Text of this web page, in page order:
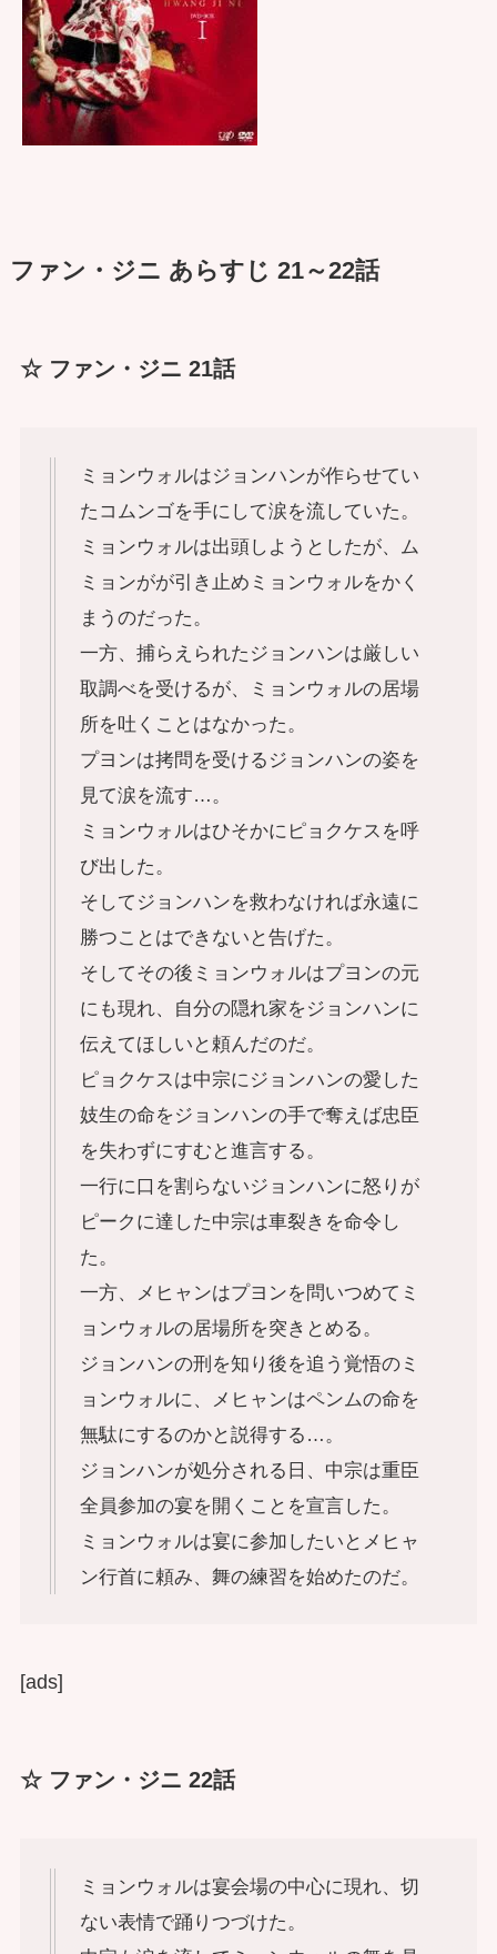
ファン・ジニ あらすじ 21～22話
☆ ファン・ジニ 21話
ミョンウォルはジョンハンが作らせてい
たコムンゴを手にして涙を流していた。
ミョンウォルは出頭しようとしたが、ム
ミョンがが引き止めミョンウォルをかく
まうのだった。
一方、捕らえられたジョンハンは厳しい
取調べを受けるが、ミョンウォルの居場
所を吐くことはなかった。
プヨンは拷問を受けるジョンハンの姿を
見て涙を流す…。
ミョンウォルはひそかにピョクケスを呼
び出した。
そしてジョンハンを救わなければ永遠に
勝つことはできないと告げた。
そしてその後ミョンウォルはプヨンの元
にも現れ、自分の隠れ家をジョンハンに
伝えてほしいと頼んだのだ。
ピョクケスは中宗にジョンハンの愛した
妓生の命をジョンハンの手で奪えば忠臣
を失わずにすむと進言する。
一行に口を割らないジョンハンに怒りが
ピークに達した中宗は車裂きを命令し
た。
一方、メヒャンはプヨンを問いつめてミ
ョンウォルの居場所を突きとめる。
ジョンハンの刑を知り後を追う覚悟のミ
ョンウォルに、メヒャンはペンムの命を
無駄にするのかと説得する…。
ジョンハンが処分される日、中宗は重臣
全員参加の宴を開くことを宣言した。
ミョンウォルは宴に参加したいとメヒャ
ン行首に頼み、舞の練習を始めたのだ。
[ads]
☆ ファン・ジニ 22話
ミョンウォルは宴会場の中心に現れ、切
ない表情で踊りつづけた。